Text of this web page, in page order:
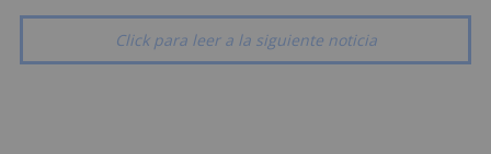
Click para leer a la siguiente noticia